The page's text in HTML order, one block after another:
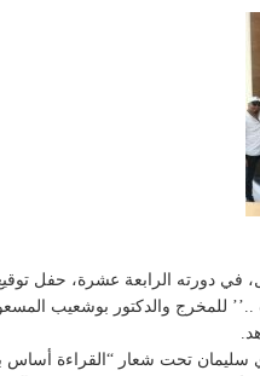
في دورته الرابعة عشرة، حفل
للمخرج والدكتور بوشعيب
تحت شعار “القراءة أساس